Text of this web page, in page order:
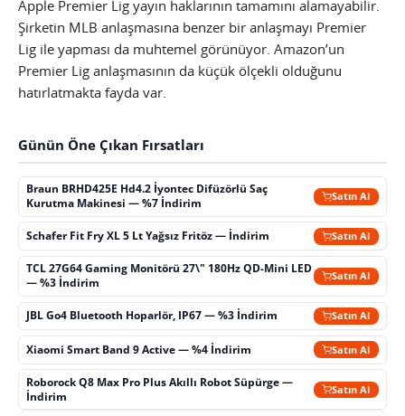
Apple Premier Lig yayın haklarının tamamını alamayabilir.
Şirketin MLB anlaşmasına benzer bir anlaşmayı Premier
Lig ile yapması da muhtemel görünüyor. Amazon’un
Premier Lig anlaşmasının da küçük ölçekli olduğunu
hatırlatmakta fayda var.
Günün Öne Çıkan Fırsatları
Braun BRHD425E Hd4.2 İyontec Difüzörlü Saç
Kurutma Makinesi — %7 İndirim
Satın Al
Schafer Fit Fry XL 5 Lt Yağsız Fritöz — İndirim Satın Al
TCL 27G64 Gaming Monitörü 27\" 180Hz QD-Mini LED
— %3 İndirim
Satın Al
JBL Go4 Bluetooth Hoparlör, IP67 — %3 İndirim Satın Al
Xiaomi Smart Band 9 Active — %4 İndirim Satın Al
Roborock Q8 Max Pro Plus Akıllı Robot Süpürge —
İndirim
Satın Al